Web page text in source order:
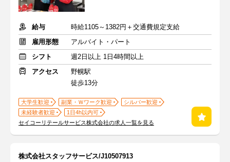
給与
時給1105～1382円＋交通費規定支給
雇用形態
アルバイト・パート
シフト
週2日以上 1日4時間以上
アクセス
野幌駅
徒歩13分
大学生歓迎 副業・Ｗワーク歓迎
シルバー歓迎
未経験者歓迎
1日4h以内可
セイコーリテールサービス株式会社の求人一覧を見る
株式会社スタッフサービス/J10507913